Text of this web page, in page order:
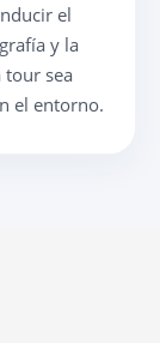
el
y la
tour sea
el entorno.